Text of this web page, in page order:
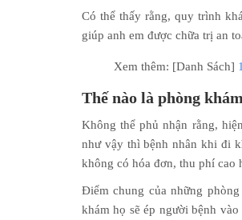
Có thể thấy rằng, quy trình
giúp anh em được chữa trị an
Xem thêm: [Danh Sách]
Thế nào là phòng
Không thể phủ nhận rằng,
như vậy thì bệnh nhân khi đi
không có hóa đơn, thu phí
Điểm chung của những
khám họ sẽ ép người bệnh